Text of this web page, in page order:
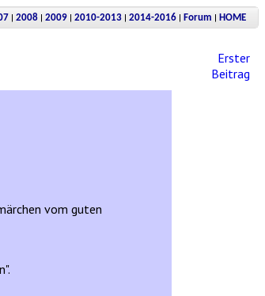
| 2008 | 2009 | 2010-2013 | 2014-2016 | Forum | HOME
Erster
Beitrag
vom guten